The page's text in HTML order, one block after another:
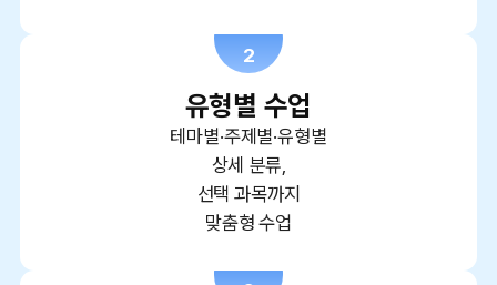
2
유형별 수업
테마별·주제별·유형별
상세 분류,
선택 과목까지
맞춤형 수업